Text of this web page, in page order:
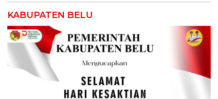
KABUPATEN BELU